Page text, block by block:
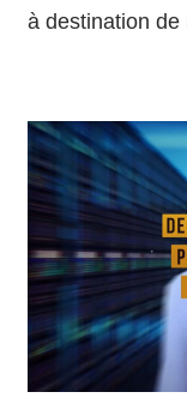
à destination